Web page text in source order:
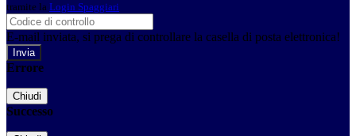
tramite la Login Spaggiari
E-mail inviata, si prega di controllare la casella di posta elettronica!
Errore
Chiudi
Successo